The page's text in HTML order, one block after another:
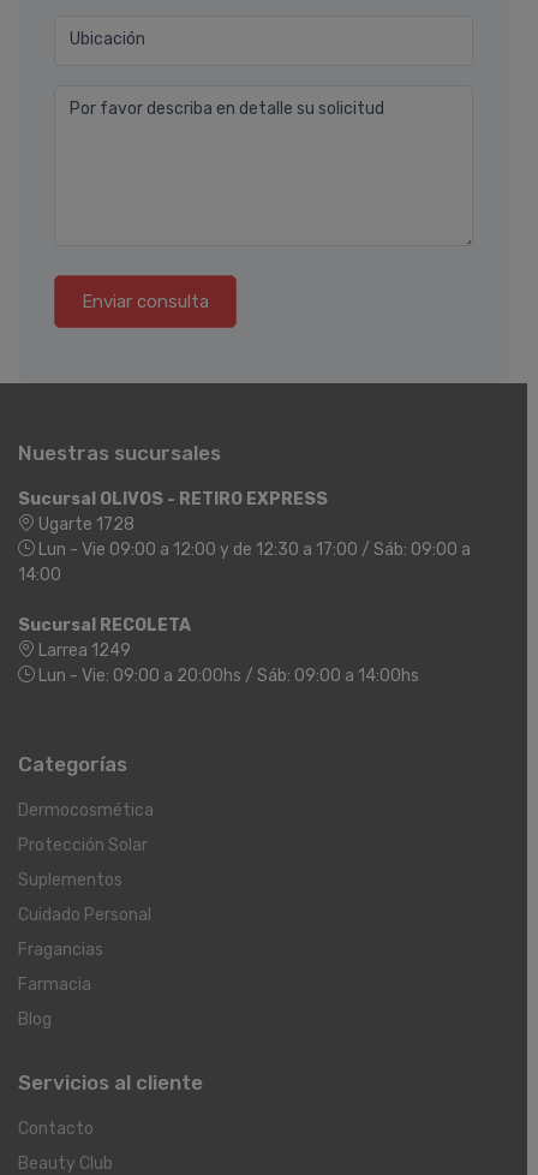
Ubicación
Por favor describa en detalle su solicitud
Enviar consulta
Nuestras sucursales
Sucursal OLIVOS - RETIRO EXPRESS
Ugarte 1728
Lun - Vie 09:00 a 12:00 y de 12:30 a 17:00 / Sáb: 09:00 a
14:00
Sucursal RECOLETA
Larrea 1249
Lun - Vie: 09:00 a 20:00hs / Sáb: 09:00 a 14:00hs
Categorías
Dermocosmética
Protección Solar
Suplementos
Cuidado Personal
Fragancias
Farmacia
Blog
Servicios al cliente
Contacto
Beauty Club